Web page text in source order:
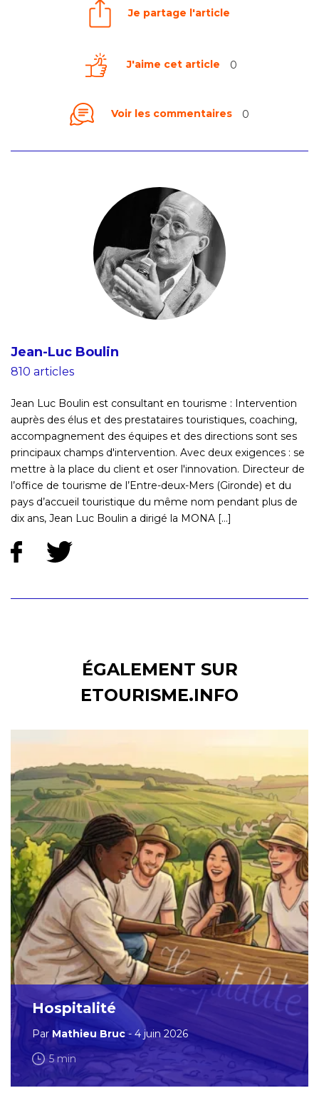
Je partage l'article
J'aime cet article 0
Voir les commentaires 0
Jean-Luc Boulin
810 articles
Jean Luc Boulin est consultant en tourisme : Intervention
auprès des élus et des prestataires touristiques, coaching,
accompagnement des équipes et des directions sont ses
principaux champs d'intervention. Avec deux exigences : se
mettre à la place du client et oser l'innovation. Directeur de
l’office de tourisme de l’Entre-deux-Mers (Gironde) et du
pays d’accueil touristique du même nom pendant plus de
dix ans, Jean Luc Boulin a dirigé la MONA [...]
ÉGALEMENT SUR
ETOURISME.INFO
Hospitalité
Par Mathieu Bruc- 4 juin 2026
5 min